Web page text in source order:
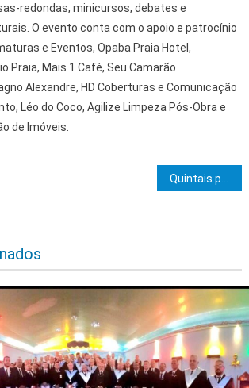
redondas, minicursos, debates e
O evento conta com o apoio e patrocínio
e Eventos, Opaba Praia Hotel,
Praia, Mais 1 Café, Seu Camarão
Alexandre, HD Coberturas e Comunicação
Léo do Coco, Agilize Limpeza Pós-Obra e
de Imóveis.
de Post